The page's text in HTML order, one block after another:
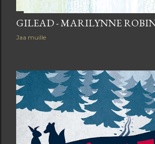
GILEAD - MARILYNNE
Jaa muille